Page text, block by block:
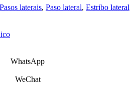
Pasos laterais, Paso lateral, Estribo lateral
WhatsApp
WeChat